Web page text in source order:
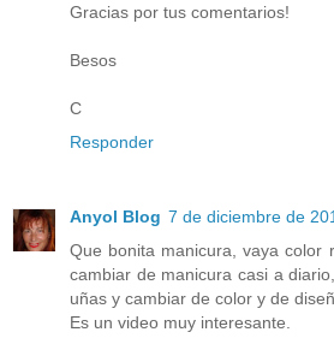
Gracias por tus comentarios!
Besos
C
Responder
Anyol Blog 7 de diciembre de
Que bonita manicura, vaya color
cambiar de manicura casi a
uñas y cambiar de color y de
Es un video muy interesante.